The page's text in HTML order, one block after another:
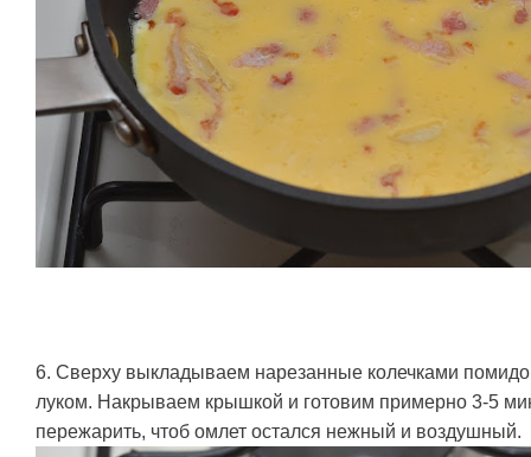
6. Сверху выкладываем нарезанные колечками
луком. Накрываем крышкой и готовим примерно 3-5
пережарить, чтоб омлет остался нежный и воздушный.